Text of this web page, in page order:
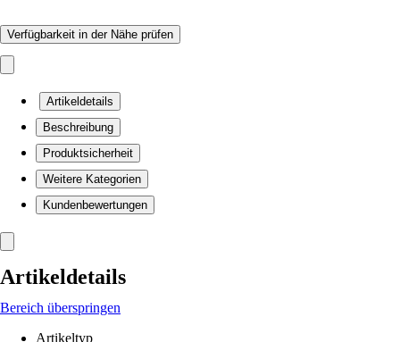
Verfügbarkeit in der Nähe prüfen
Artikeldetails
Beschreibung
Produktsicherheit
Weitere Kategorien
Kundenbewertungen
Artikeldetails
Bereich überspringen
Artikeltyp